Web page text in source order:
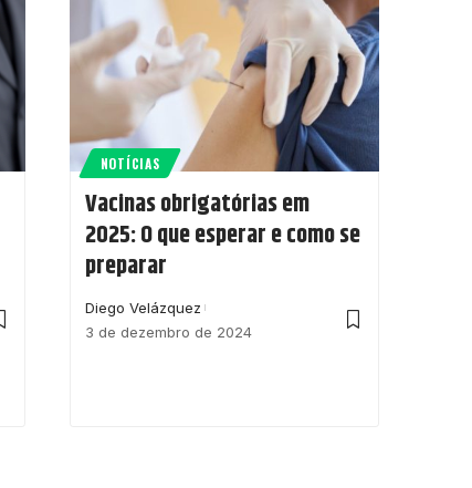
NOTÍCIAS
Vacinas obrigatórias em
2025: O que esperar e como se
preparar
Diego Velázquez
3 de dezembro de 2024